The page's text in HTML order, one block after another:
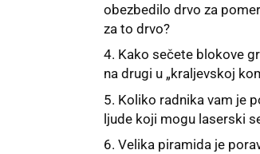
obezbedilo drvo za
za to drvo?
Kako sečete blokove
na drugi u „kraljevskoj
Koliko radnika vam je
ljude koji mogu laserski
Velika piramida je